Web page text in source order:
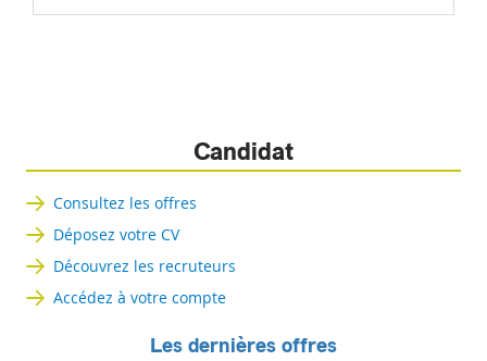
Candidat
Consultez les offres
Déposez votre CV
Découvrez les recruteurs
Accédez à votre compte
Les dernières offres